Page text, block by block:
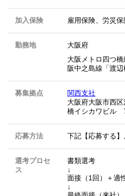
加入保険 雇用保険、労災
勤務地
大阪府
大阪メトロ四つ
阪中之島線「渡
募集拠点
関西支社
大阪府大阪市西
橋イシカワビル
応募方法 下記【応募する
選考プロセ
ス
書類選考
↓
面接（1回）＋適
↓